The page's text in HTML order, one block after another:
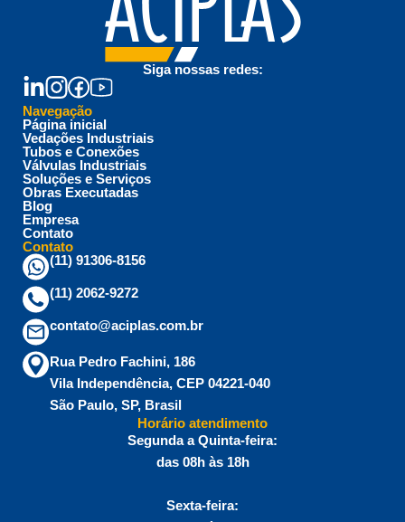
Siga nossas redes:
Navegação
Página inicial
Vedações Industriais
Tubos e Conexões
Válvulas Industriais
Soluções e Serviços
Obras Executadas
Blog
Empresa
Contato
Contato
(11) 91306-8156
(11) 2062-9272
contato@aciplas.com.br
Rua Pedro Fachini, 186
Vila Independência, CEP 04221-040
São Paulo, SP, Brasil
Horário atendimento
Segunda a Quinta-feira:
das 08h às 18h
Sexta-feira: